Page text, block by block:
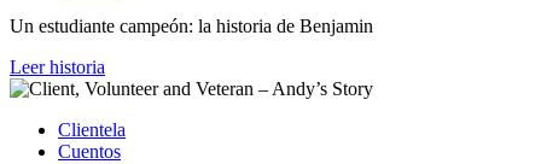
Un estudiante campeón: la historia de Benjamin
Leer historia
Clientela
Cuentos